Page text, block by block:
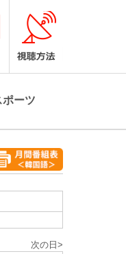
ポーツ
次の日